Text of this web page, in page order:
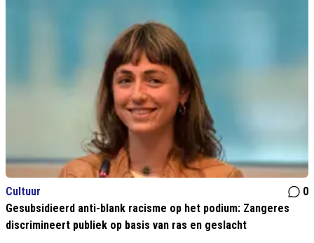
Cultuur
0
Gesubsidieerd anti-blank racisme op het podium: Zangeres
discrimineert publiek op basis van ras en geslacht